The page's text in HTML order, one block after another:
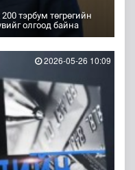
тэрбум төгрөгийн
олгоод байна
2026-05-26 10:09